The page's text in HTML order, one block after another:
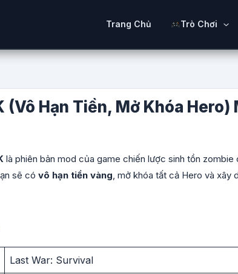
Trang Chủ Trò Chơi
Hạn Tiền, Mở Khóa
là phiên bản mod của game chiến lược sinh tồn zombie
sẽ có vô hạn tiền vàng, mở khóa tất cả Hero và xây
Last War: Survival